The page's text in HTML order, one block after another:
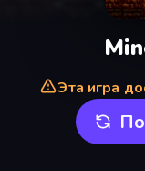
Эта игра